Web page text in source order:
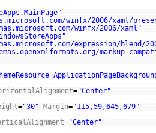
winfx/2006/xaml/
winfx/2006/xaml "
expression/blend/
markup-
="Center"
="30" Margin="115,59,645,679"
="Center"